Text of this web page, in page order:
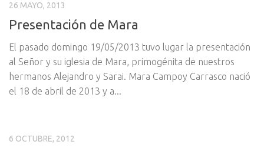
26 MAYO, 2013
Presentación de Mara
El pasado domingo 19/05/2013 tuvo lugar la presentación
al Señor y su iglesia de Mara, primogénita de nuestros
hermanos Alejandro y Sarai. Mara Campoy Carrasco nació
el 18 de abril de 2013 y a...
6 OCTUBRE, 2012